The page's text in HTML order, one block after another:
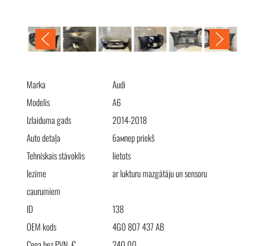
Marka
Audi
Modelis
A6
Izlaiduma gads
2014-2018
Auto detaļa
бампер priekš
Tehniskais stāvoklis
lietots
Iezīme
ar lukturu mazgātāju un sensoru
caurumiem
ID
138
OEM kods
4G0 807 437 AB